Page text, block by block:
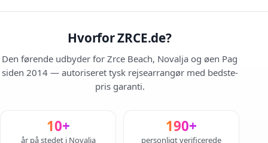
Hvorfor ZRCE.de?
Den førende udbyder for Zrce Beach, Novalja og øen Pag
siden 2014 — autoriseret tysk rejsearrangør med bedste-
pris garanti.
10+
år på stedet i Novalja
190+
personligt verificerede